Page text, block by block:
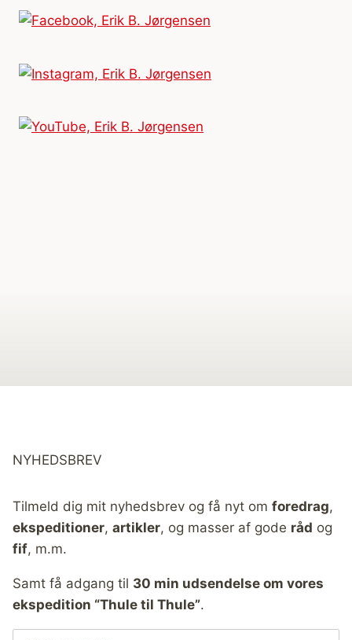
NYHEDSBREV
Tilmeld dig mit nyhedsbrev og få nyt om foredrag,
ekspeditioner, artikler, og masser af gode råd og
fif, m.m.
Samt få adgang til 30 min udsendelse om vores
ekspedition “Thule til Thule”.